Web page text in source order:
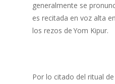
generalmente se
es recitada en voz alta
los rezos de Yom Kipur.
Por lo citado del ritual